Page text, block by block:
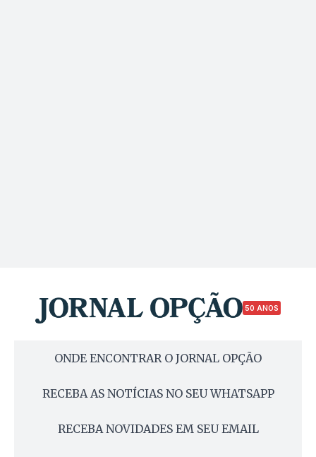
50 ANOS
ONDE ENCONTRAR O JORNAL OPÇÃO
RECEBA AS NOTÍCIAS NO SEU WHATSAPP
RECEBA NOVIDADES EM SEU EMAIL